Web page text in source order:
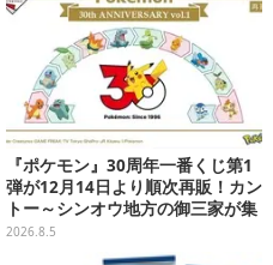
『ポケモン』30周年一番くじ第1
弾が12月14日より順次再販！カン
トー～シンオウ地方の御三家が集
まった時計、ぬいぐるみなど記念
グッズ盛りだくさん
2026.8.5